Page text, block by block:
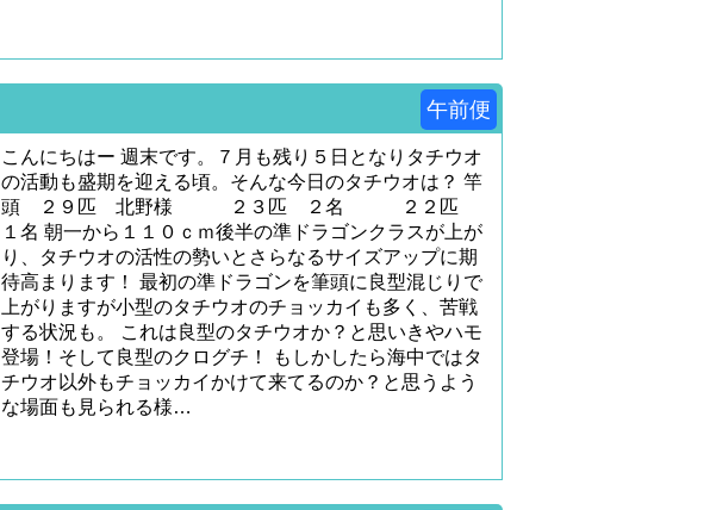
午前便
こんにちはー 週末です。７月も残り５日となりタチウオ
の活動も盛期を迎える頃。そんな今日のタチウオは？ 竿
頭 ２９匹 北野様 ２３匹 ２名 ２２匹
１名 朝一から１１０ｃｍ後半の準ドラゴンクラスが上が
り、タチウオの活性の勢いとさらなるサイズアップに期
待高まります！ 最初の準ドラゴンを筆頭に良型混じりで
上がりますが小型のタチウオのチョッカイも多く、苦戦
する状況も。 これは良型のタチウオか？と思いきやハモ
登場！そして良型のクログチ！ もしかしたら海中ではタ
チウオ以外もチョッカイかけて来てるのか？と思うよう
な場面も見られる様…